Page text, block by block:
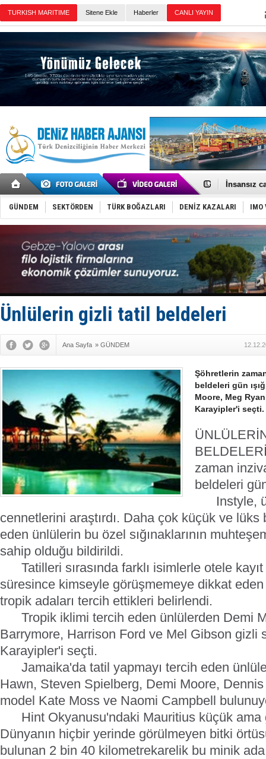
TURKISH MARITIME Sitene Ekle Haberler CANLI YAYIN
İnsansız
Yüzyıl
Anadolu
Derince,
Tüpraş,
İTU AUV,
LNG
PROYAD,
Türkiye-
Türk
Deniz
GÜNDEM SEKTÖRDEN TÜRK BOĞAZLARI DENİZ KAZALARI IMO
Ünlülerin gizli tatil beldeleri
Ana Sayfa » GÜNDEM
Şöhretlerin
beldeleri gün
Moore, Meg
Karayipler'i seçti.
zaman
beldeleri gün
Instyle,
cennetlerini araştırdı. Daha çok küçük ve
eden ünlülerin bu özel sığınaklarının
sahip olduğu bildirildi.
Tatilleri sırasında farklı isimlerle otele kayıt
süresince kimseyle görüşmemeye dikkat
tropik adaları tercih ettikleri belirlendi.
Tropik iklimi tercih eden ünlülerden Demi
Barrymore, Harrison Ford ve Mel Gibson gizli
Karayipler'i seçti.
Jamaika'da tatil yapmayı tercih eden
Hawn, Steven Spielberg, Demi Moore,
model Kate Moss ve Naomi Campbell
Hint Okyanusu'ndaki Mauritius küçük ama
Dünyanın hiçbir yerinde görülmeyen bitki
bulunan 2 bin 40 kilometrekarelik bu minik